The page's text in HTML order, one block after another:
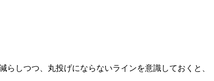
しつつ、丸投げにならないラインを意識しておくと、